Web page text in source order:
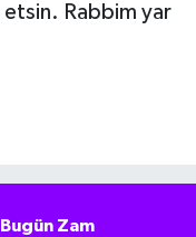
etsin. Rabbim yar
Zam